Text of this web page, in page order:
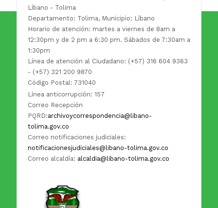
Líbano - Tolima
Departamento: Tolima, Municipio: Líbano
Horario de atención: martes a viernes de 8am a
12:30pm y de 2 pm a 6:30 pm. Sábados de 7:30am a
1:30pm
Línea de atención al Ciudadano: (+57) 316 604 9363
- (+57) 321 200 9870
Código Postal: 731040
Línea anticorrupción: 157
Correo Recepción
PQRD:archivoycorrespondencia@libano-
tolima.gov.co
Correo notificaciones judiciales:
notificacionesjudiciales@libano-tolima.gov.co
Correo alcaldía: alcaldia@libano-tolima.gov.co